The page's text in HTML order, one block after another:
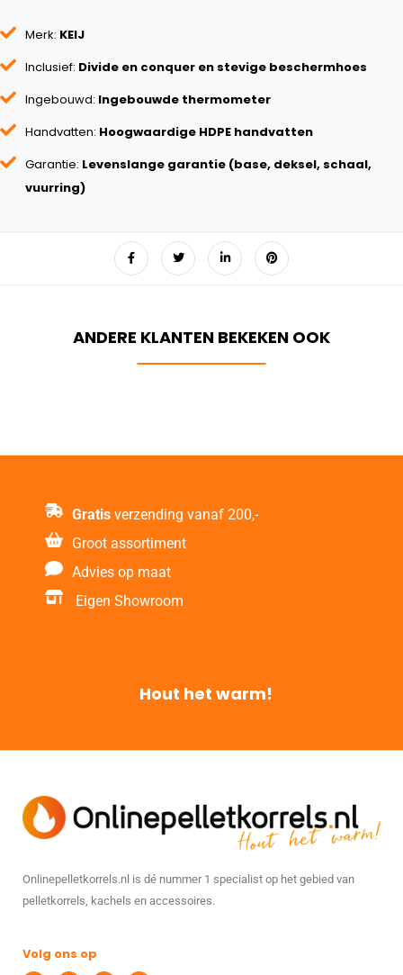
Merk: KEIJ
Inclusief: Divide en conquer en stevige beschermhoes
Ingebouwd: Ingebouwde thermometer
Handvatten: Hoogwaardige HDPE handvatten
Garantie: Levenslange garantie (base, deksel, schaal,
vuurring)
Gratis verzending vanaf 200,-
Groot assortiment
Advies op maat
Eigen Showroom
Hout het warm!
Onlinepelletkorrels.nl is dé nummer 1 specialist op het gebied van
pelletkorrels, kachels en accessoires.
Volg ons op